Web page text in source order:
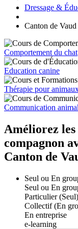
Dressage &
Canton de Vaud
Comportement du chat
Education canine
Thérapie pour
Communication
Améliorez les
compagnon
Canton de
Seul ou En
Seul ou En
Particulier (Seul)
Collectif (En
En entreprise
e-learning